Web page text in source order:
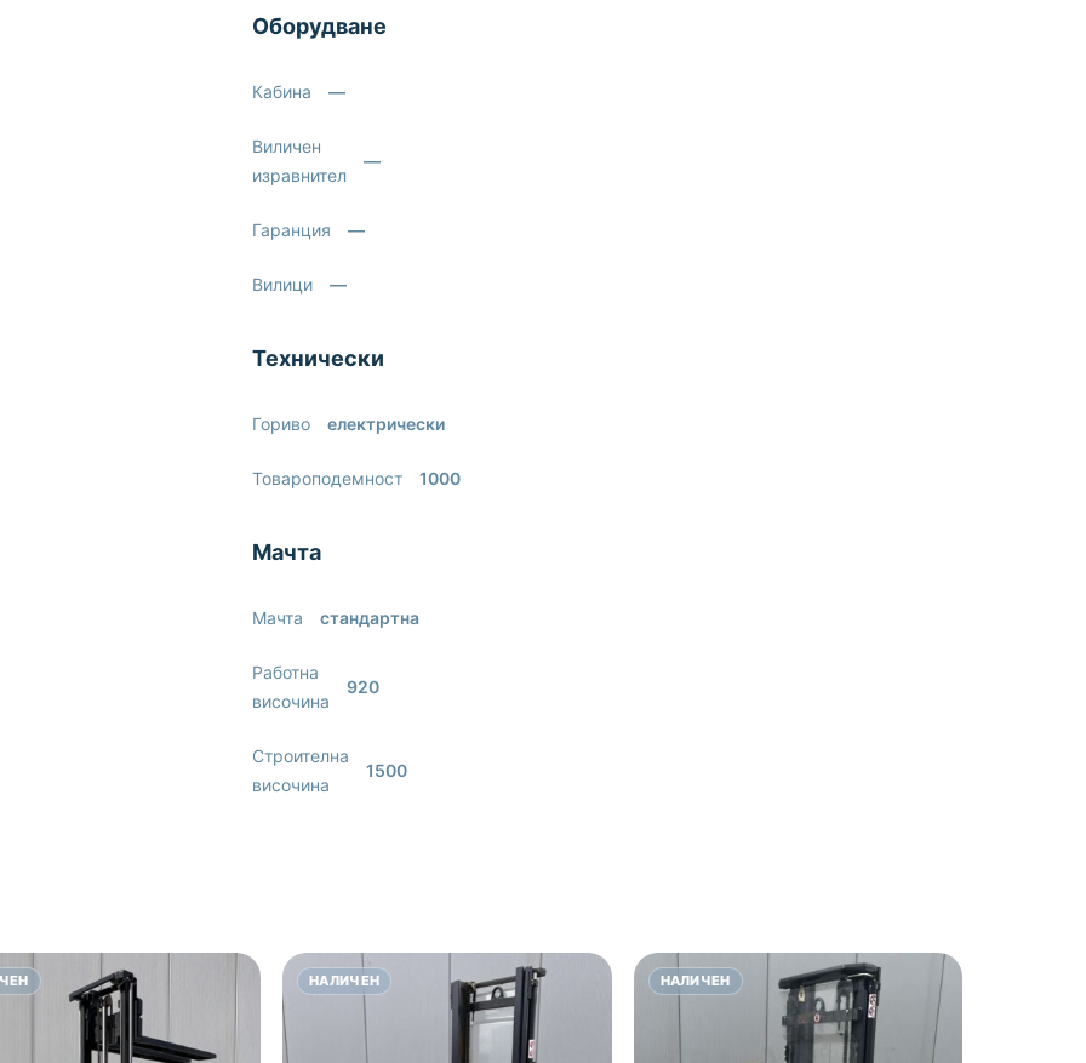
Оборудване
Кабина —
Виличен
изравнител
—
Гаранция —
Вилици —
Технически
Гориво електрически
Товароподемност 1000
Мачта
Мачта стандартна
Работна
височина
920
Строителна
височина
1500
НАЛИЧЕН НАЛИЧЕН